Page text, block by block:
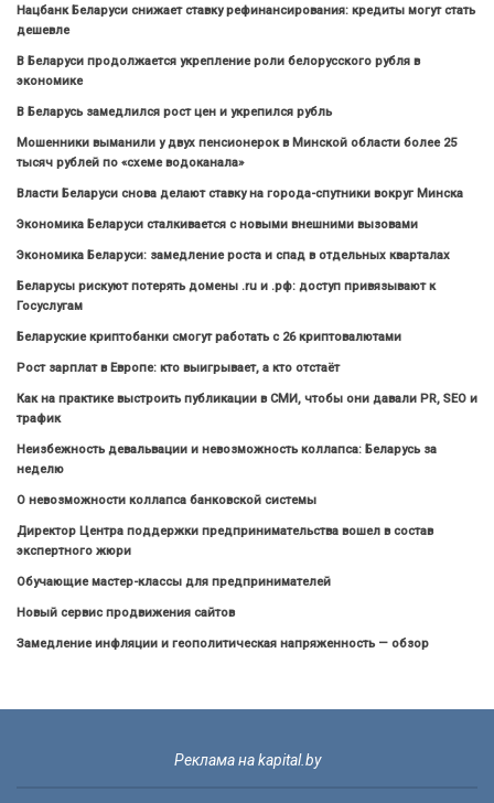
Нацбанк Беларуси снижает ставку рефинансирования: кредиты могут стать
дешевле
В Беларуси продолжается укрепление роли белорусского рубля в
экономике
В Беларусь замедлился рост цен и укрепился рубль
Мошенники выманили у двух пенсионерок в Минской области более 25
тысяч рублей по «схеме водоканала»
Власти Беларуси снова делают ставку на города-спутники вокруг Минска
Экономика Беларуси сталкивается с новыми внешними вызовами
Экономика Беларуси: замедление роста и спад в отдельных кварталах
Беларусы рискуют потерять домены .ru и .рф: доступ привязывают к
Госуслугам
Беларуские криптобанки смогут работать с 26 криптовалютами
Рост зарплат в Европе: кто выигрывает, а кто отстаёт
Как на практике выстроить публикации в СМИ, чтобы они давали PR, SEO и
трафик
Неизбежность девальвации и невозможность коллапса: Беларусь за
неделю
О невозможности коллапса банковской системы
Директор Центра поддержки предпринимательства вошел в состав
экспертного жюри
Обучающие мастер-классы для предпринимателей
Новый сервис продвижения сайтов
Замедление инфляции и геополитическая напряженность — обзор
Реклама на kapital.by